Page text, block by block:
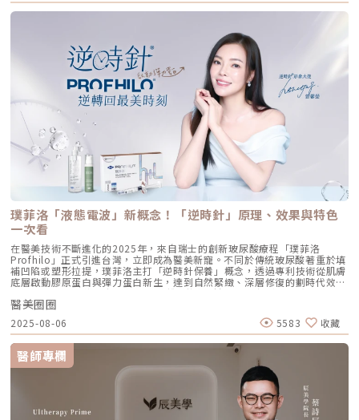
制」： 活化 3 種關鍵細胞： 纖維母細胞：這是皮膚的「膠原工廠」。 角質
胞：幫助恢復皮下組織的飽滿感，減緩隨著年齡增長的皮下萎縮。 啟動 5
種關鍵結構蛋白：包括 I 型、III 型、IV 型、VII 型膠原蛋白以及最關鍵的彈
力蛋白。這種全方位的重塑效果，能讓下顎線變清晰，讓細紋從底層淡化。
這就是為什麼它被暱稱為「液態電波」。電波是靠「熱能」刺激新生，而
Profhilo 是靠「生物分子信號」啟動新生。對於皮膚薄、怕痛或不適合高
能量儀器的客戶來說，這是一個非常理想的選擇。四、 蔡醫師的精準美
學：BAP 五點拉提點位解析施打 Profhilo 是一門藝術。我們採用國際標準
的 BAP（Bio Aesthetic Points）五點拉提打法，這五個點是避開重要血
管、精準對準臉部支撐結構的黃金位置： [1] 顴骨高點： 位於顴骨最突出的
地方，需離眼睛外側至少 2 公分。能像掛鉤一樣，為中臉提供向上向外的支
撐力。 [2] 鼻翼與瞳孔垂直線交界： 在鼻翼與耳廓之間畫出水平線，再從瞳
孔中線畫垂直線，兩線交交叉處作為注射點。能有效改善法令紋，飽滿面中
部。 [3] 耳廓下前緣： 位於耳廓下緣的前方約 1 公分處。是收緊臉部外側
輪廓、強化下頷線條的關鍵。 [4] 下頷嘴角交界： 在下巴中軸線的三分之一
處畫垂直線，再向唇角方向移動 1.5 公分。可以修飾木偶紋，改善嘴角下
垂。 [5] 下顎角前緣： 位於下顎角前側約 1 公分處。幫助拉緊腮幫子多餘
的鬆弛組織，讓下顎線條清晰。五、 哪些部位最適合 Profhilo 逆時針？
Profhilo 逆時針之所以能成為抗老界的寵兒，不僅是因為它的成分純淨，
更因為它解決了傳統醫美難以觸及的「盲區」。它不靠體積填充，而是透過
「液態拉皮」的概念，從根本提升肌膚彈性。以下四個部位是我在臨床運用
中最推薦的：1. 臉部液態拉皮：BAP 五點精準誘導這是 Profhilo 的核心應
用。與傳統玻尿酸增加臉部「厚重感」或「體積支撐」的邏輯完全不同，
Profhilo 本質上是液態拉皮。我們採用國際標準的 BAP（Bio Aesthetic
Points）五點注射法，這五個點是避開重要血管、精準將玻尿酸導入真皮層
的黃金位置： 顴骨高點：啟動中臉肌膚的生物重塑，優化張力。 鼻翼瞳孔
交界：透過提升肌膚彈力，自然弱化法令紋的視覺感。 耳廓下前緣：強化
臉部外側緊緻度，讓輪廓不再鬆垮。 下頷嘴角交界：改善嘴角周圍的鬆
弛，恢復皮膚原有的拉力。 下顎角前緣：誘導彈力蛋白新生，收緊下頷邊
緣的曲線。這五個點位並非用來「填充凹陷」，而是作為信號啟動點，讓玻
尿酸在皮下如水幕般擴散，誘導彈力蛋白大量新生，像是在皮下植入了一層
隱形的「彈力網」，讓下顎線與中臉自然回歸緊緻狀態。2. 火雞頸與橫向頸
紋：修復彈力纖維的救星頸部皮膚極薄，且缺乏支撐結構，老化多半是因為
彈力纖維斷裂。傳統填充型玻尿酸因為有化學交聯，施打後容易因重力或皮
膚過薄而產生凸起（毛毛蟲現象）。Profhilo 具備極佳的流動性，能均勻
膠隆乳相關影片：• 罩杯升級前必看，自體脂肪豐胸解析！ EP20• 男生
女乳好尷尬，胸部困擾的隱藏原因你有嗎？ EP24• 抽就對了？抽脂局部雕
@aclinichttps://lin.ee/zGPja49▼詢問整形大小事https://answer-
clinic.com/▼詢問皮膚大小事https://answer-skin.com/▼詢問變美大小
事https://answer-skincare.com/安瑟美膚整形外科診所
FBhttps://www.facebook.com/AnswerClinic安瑟美膚整形外科診所
IGhttps://www.instagram.com/aclinic.group/吳名倫醫師：Dr.Allen 整
形醫美體塑學苑https://www.facebook.com/drallenbody吳名倫醫師
IGhttps://www.instagram.com/psdr_allen/安瑟美膚整形外科診所地
址：臺北市大安區安和路一段113號2樓之1電話：（02）7709-9398
璞菲洛「液態電波」新概念！「逆時針」原理、效果與特色
一次看
在醫美技術不斷進化的2025年，來自瑞士的創新玻尿酸療程「璞菲洛
Profhilo」正式引進台灣，立即成為醫美新寵。不同於傳統玻尿酸著重於填
補凹陷或塑形拉提，璞菲洛主打「逆時針保養」概念，透過專利技術從肌膚
底層啟動膠原蛋白與彈力蛋白新生，達到自然緊緻、深層修復的劃時代效
果。 Profhilo更邀請郭台銘夫人曾馨瑩擔任形象大使，迅速成為市場焦
點。我們將帶你全面認識這項創新療程，從作用原理、五大特色到適合對象
與常見問題，一次搞懂「逆時針玻尿酸」的魅力！ 璞菲洛Profhilo是什
麼？ 璞菲洛是一項注射型玻尿酸產品，由瑞士IBSA研發，正式名稱為「高
低分子玻尿酸皮下植入劑」，在台灣獲得衛福部核准，俗稱為「逆時針」。
與傳統玻尿酸不同，璞菲洛不以填補凹陷為目的，而是透過生物重塑（bio-
remodeling）方式，喚醒肌膚自身的修復機能，促進膠原蛋白和彈力蛋白
的生成，達到自然緊緻與改善膚質的效果。璞菲洛Profhilo的五大特色璞菲
洛之所以能引發醫美界關注，主要在於它與傳統玻尿酸有著本質上的不同，
透過獨特技術從根本上改善肌膚狀態。以下是璞菲洛最突出的五大特色：1.
獨特「生物重塑」機制：啟動膠原與彈力蛋白再生璞菲洛的核心技術採用專
利高、低分子量玻尿酸複合配方，在不添加交聯劑的情況下，能刺激皮膚深
醫美圈圈
2025-08-06 5583 收藏
醫師專欄